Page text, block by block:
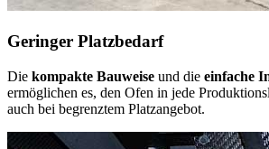
Geringer Platzbedarf
Die kompakte Bauweise und die einfache
ermöglichen es, den Ofen in jede
auch bei begrenztem Platzangebot.